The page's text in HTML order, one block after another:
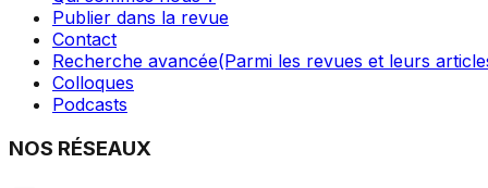
Publier dans la revue
Contact
Recherche avancée(Parmi les revues et leurs
Colloques
Podcasts
NOS RÉSEAUX